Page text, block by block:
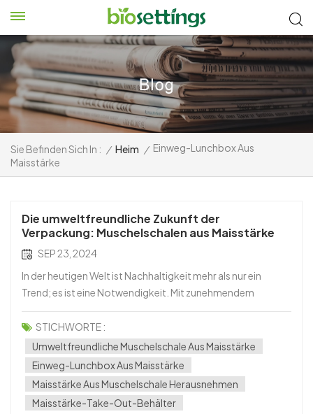
Sie Befinden Sich In : / Heim / Einweg-Lunchbox Aus
Maisstärke
Die umweltfreundliche Zukunft der
Verpackung: Muschelschalen aus Maisstärke
SEP 23, 2024
In der heutigen Welt ist Nachhaltigkeit mehr als nur ein
Trend; es ist eine Notwendigkeit. Mit zunehmendem
Umweltbewusstsein setzen viele Branchen auf
umweltfreundliche Alternativen für Alltagsprodukte,
insbesondere bei der Verpackung. Eine innovative Lösung,
die Aufmerksamkeit erregt, ist „Mu...
STICHWORTE :
Umweltfreundliche Muschelschale Aus Maisstärke
Einweg-Lunchbox Aus Maisstärke
Maisstärke Aus Muschelschale Herausnehmen
Maisstärke-Take-Out-Behälter